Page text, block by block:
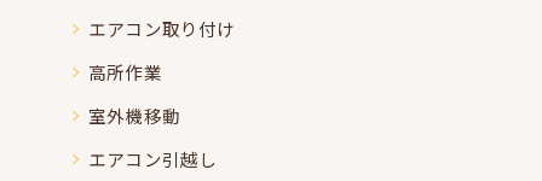
エアコン取り付け
高所作業
室外機移動
エアコン引越し